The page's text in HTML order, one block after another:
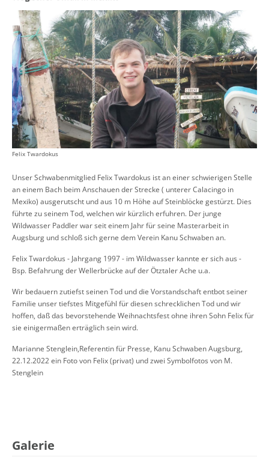
Felix Twardokus
Unser Schwabenmitglied Felix Twardokus ist an einer schwierigen Stelle
an einem Bach beim Anschauen der Strecke ( unterer Calacingo in
Mexiko) ausgerutscht und aus 10 m Höhe auf Steinblöcke gestürzt. Dies
führte zu seinem Tod, welchen wir kürzlich erfuhren. Der junge
Wildwasser Paddler war seit einem Jahr für seine Masterarbeit in
Augsburg und schloß sich gerne dem Verein Kanu Schwaben an.
Felix Twardokus - Jahrgang 1997 - im Wildwasser kannte er sich aus -
Bsp. Befahrung der Wellerbrücke auf der Ötztaler Ache u.a.
Wir bedauern zutiefst seinen Tod und die Vorstandschaft entbot seiner
Familie unser tiefstes Mitgefühl für diesen schrecklichen Tod und wir
hoffen, daß das bevorstehende Weihnachtsfest ohne ihren Sohn Felix für
sie einigermaßen erträglich sein wird.
Marianne Stenglein,Referentin für Presse, Kanu Schwaben Augsburg,
22.12.2022 ein Foto von Felix (privat) und zwei Symbolfotos von M.
Stenglein
Galerie